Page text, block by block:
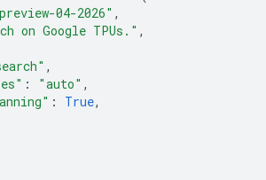
04-2026" ,
on Google TPUs." ,
,
: "auto" ,
: True,